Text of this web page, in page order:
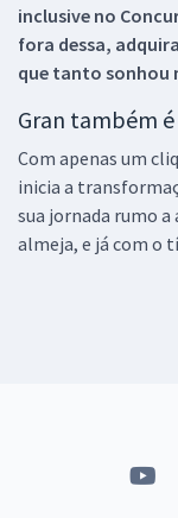
inclusive no
fora dessa,
que tanto sonhou
Gran também
Com apenas um
inicia a
sua jornada rumo
almeja, e já com o